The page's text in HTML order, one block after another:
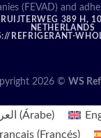
(FEVAD) and
389 H,
NETHERLANDS
REFRIGERANT-
2026 © WS
(Árabe)
(Francés)